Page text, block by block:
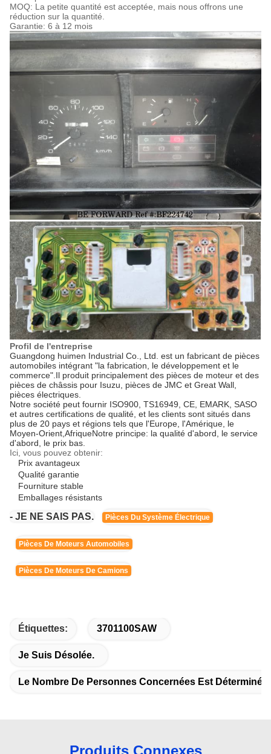
MOQ: La petite quantité est acceptée, mais nous offrons une
réduction sur la quantité.
Garantie: 6 à 12 mois
Profil de l'entreprise
Guangdong huimen Industrial Co., Ltd. est un fabricant de pièces
automobiles intégrant "la fabrication, le développement et le
commerce".Il produit principalement des pièces de moteur et des
pièces de châssis pour Isuzu, pièces de JMC et Great Wall,
pièces électriques.
Notre société peut fournir ISO900, TS16949, CE, EMARK, SASO
et autres certifications de qualité, et les clients sont situés dans
plus de 20 pays et régions tels que l'Europe, l'Amérique, le
Moyen-Orient,AfriqueNotre principe: la qualité d'abord, le service
d'abord, le prix bas.
Ici, vous pouvez obtenir:
Prix avantageux
Qualité garantie
Fourniture stable
Emballages résistants
- JE NE SAIS PAS. Pièces Du Système Électrique
Pièces De Moteurs Automobiles
Pièces De Moteurs De Camions
Étiquettes: 3701100SAW
Je Suis Désolée.
Le Nombre De Personnes Concernées Est Déterminé
Produits Connexes